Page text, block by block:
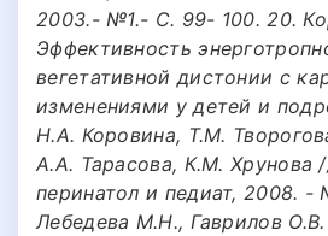
2003.- №1.- С. 99- 100. 20.
Эффективность
вегетативной дистонии с
изменениями у детей и
Н.А. Коровина, Т.М.
А.А. Тарасова, К.М. Хрунова
перинатол и педиат, 2008. -
Лебедева М.Н., Гаврилов